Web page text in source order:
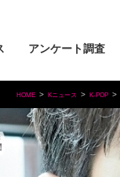
アンケート調査
HOME Kニュース K-POP